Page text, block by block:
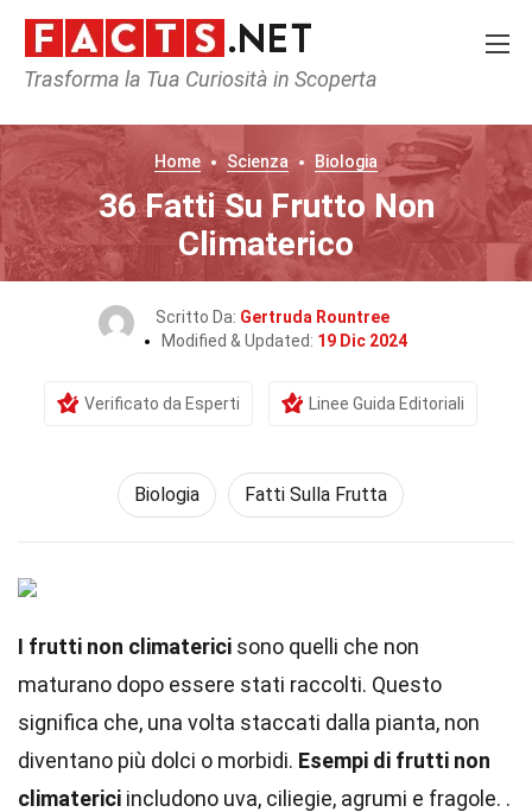
Trasforma la Tua Curiosità in Scoperta
Home Scienza Biologia
36 Fatti Su Frutto Non
Climaterico
Scritto Da: Gertruda Rountree
Modified & Updated: 19 Dic 2024
Verificato da Esperti Linee Guida Editoriali
Biologia Fatti Sulla Frutta
I frutti non climaterici sono quelli che non
maturano dopo essere stati raccolti. Questo
significa che, una volta staccati dalla pianta, non
diventano più dolci o morbidi. Esempi di frutti non
climaterici includono uva, ciliegie, agrumi e fragole. .